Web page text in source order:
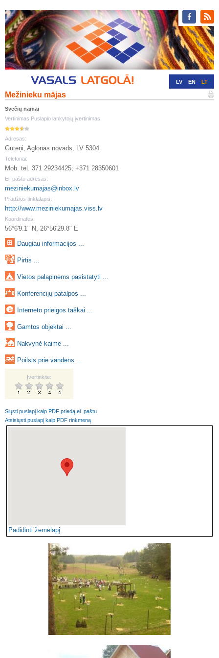
LV EN LT
Mežinieku mājas
Svečių namai
Vertinimas.Puslapio lankytojų įvertinimas:
Adresas:
Guteņi, Aglonas novads, LV 5304
Telefonai:
Mob. tel. 371 29234425; +371 28350601
El. pašto adresas:
meziniekumajas@inbox.lv
Pradžios tinklalapis:
http://www.meziniekumajas.viss.lv
Koordinatės:
56°6'9.1" N, 26°56'29.8" E
Daugiau informacijos ...
Pirtis ...
Vietos palapinėms pasistatyti ...
Konferencijų patalpos ...
Interneto prieigos taškai ...
Gamtos objektai ...
Nakvynė kaime ...
Poilsis prie vandens ...
Įvertinkite:
Siųsti puslapį kaip PDF priedą el. paštu
Atsisiųsti puslapį kaip PDF rinkmeną
Padidinti žemėlapį